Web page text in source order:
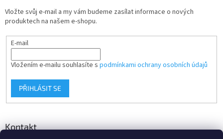
Vložte svůj e-mail a my vám budeme zasílat informace o nových
produktech na našem e-shopu.
E-mail
Vložením e-mailu souhlasíte s podmínkami ochrany osobních údajů
PŘIHLÁSIT SE
Kontakt